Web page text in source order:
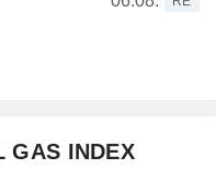
GAS INDEX